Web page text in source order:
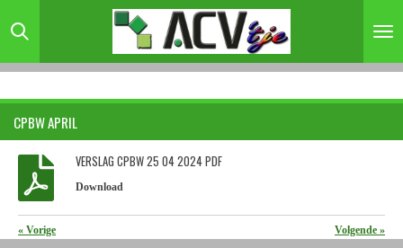
direct
de
CPBW APRIL
VERSLAG CPBW 25 04 2024 PDF
Download
« Vorige Volgende »